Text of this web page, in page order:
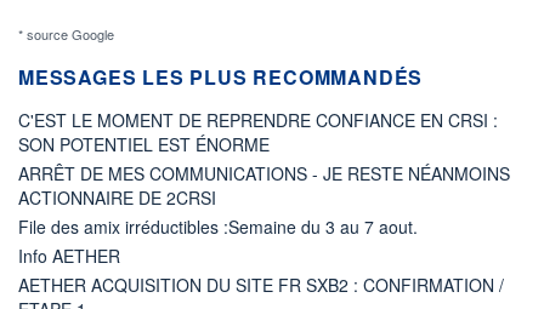
* source Google
MESSAGES LES PLUS RECOMMANDÉS
C'EST LE MOMENT DE REPRENDRE CONFIANCE EN CRSI :
SON POTENTIEL EST ÉNORME
ARRÊT DE MES COMMUNICATIONS - JE RESTE NÉANMOINS
ACTIONNAIRE DE 2CRSI
File des amix irréductibles :Semaine du 3 au 7 aout.
Info AETHER
AETHER ACQUISITION DU SITE FR SXB2 : CONFIRMATION /